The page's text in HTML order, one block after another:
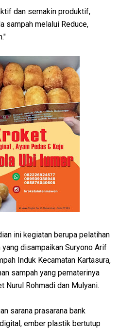
dan semakin produktif,
sampah melalui Reduce,
ini kegiatan berupa pelatihan
yang disampaikan Suryono Arif
Induk Kecamatan Kartasura,
sampah yang pematerinya
Nurul Rohmadi dan Mulyani.
sarana prasarana bank
ember plastik bertutup